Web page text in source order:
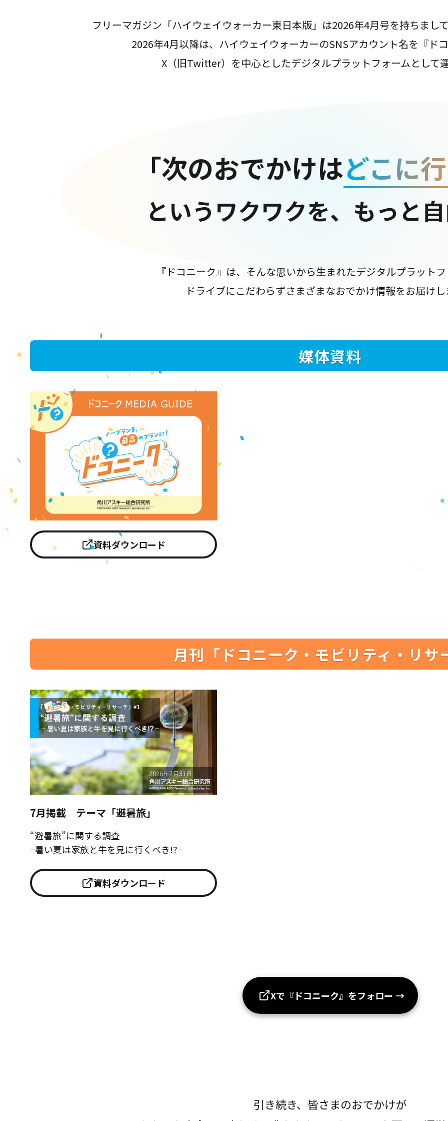
フリーマガジン「ハイウェイウォーカー東日本版」は2026年4月号を持ちまし
2026年4月以降は、ハイウェイウォーカーのSNSアカウント名を『ド
X（旧Twitter）を中心としたデジタルプラットフォームとして
「次のおでかけはどこに
というワクワクを、もっと
『ドコニーク』は、そんな思いから生まれたデジタルプラット
ドライブにこだわらずさまざまなおでかけ情報をお届け
媒体資料
資料ダウンロード
月刊「ドコニーク・モビリティ・リサ
7月掲載 テーマ「避暑旅」
“避暑旅”に関する調査
−暑い夏は家族と牛を見に行くべき!?−
資料ダウンロード
Xで『ドコニーク』をフォロー →
引き続き、皆さまのおでかけが